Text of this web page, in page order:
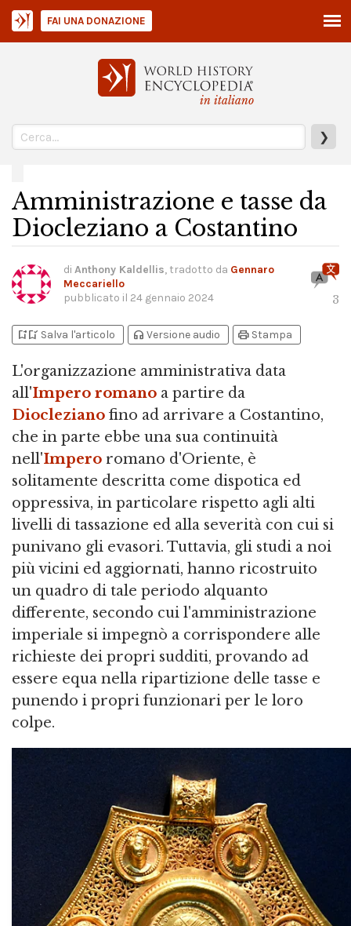
in italiano
❯
FAI UNA DONAZIONE
Amministrazione e tasse da
Diocleziano a Costantino
di Anthony Kaldellis, tradotto da Gennaro
Meccariello
pubblicato il 24 gennaio 2024 3
bookmark_addbookmark_added Salva l'articolo headphones Versione audio print Stampa
L'organizzazione amministrativa data
all'Impero romano a partire da
Diocleziano fino ad arrivare a Costantino,
che in parte ebbe una sua continuità
nell'Impero romano d'Oriente, è
solitamente descritta come dispotica ed
oppressiva, in particolare rispetto agli alti
livelli di tassazione ed alla severità con cui si
punivano gli evasori. Tuttavia, gli studi a noi
più vicini ed aggiornati, hanno ricostruito
un quadro di tale periodo alquanto
differente, secondo cui l'amministrazione
imperiale si impegnò a corrispondere alle
richieste dei propri sudditi, provando ad
essere equa nella ripartizione delle tasse e
punendo i propri funzionari per le loro
colpe.